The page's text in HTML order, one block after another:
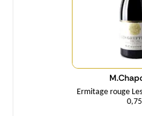
Ermitage rouge
0,75l